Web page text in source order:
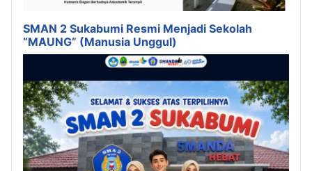
SMAN 2 Sukabumi Resmi Menjadi Sekolah
“MAUNG” (Manusia Unggul)